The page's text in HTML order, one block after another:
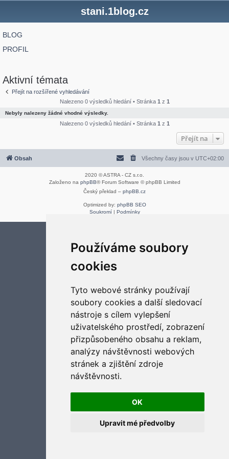
Používáme soubory
cookies
Tyto webové stránky používají
soubory cookies a další sledovací
nástroje s cílem vylepšení
uživatelského prostředí, zobrazení
přizpůsobeného obsahu a reklam,
analýzy návštěvnosti webových
stránek a zjištění zdroje
návštěvnosti.
OK
Upravit mé předvolby
stani.1blog.cz
BLOG
PROFIL
Aktivní témata
Přejít na rozšířené vyhledávání
Nalezeno 0 výsledků hledání • Stránka 1 z 1
Nebyly nalezeny žádné vhodné výsledky.
Nalezeno 0 výsledků hledání • Stránka 1 z 1
Přejít na
Obsah Všechny časy jsou v UTC+02:00
2020 © ASTRA - CZ s.r.o.
Založeno na phpBB® Forum Software © phpBB Limited
Český překlad – phpBB.cz
Optimized by: phpBB SEO
Soukromí| Podmínky